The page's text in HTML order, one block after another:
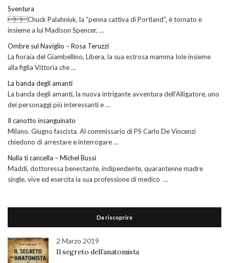
Sventura
Chuck Palahniuk, la “penna cattiva di Portland”, è tornato e
insieme a lui Madison Spencer, …
Ombre sul Naviglio – Rosa Teruzzi
La fioraia del Giambellino, Libera, la sua estrosa mamma Iole insieme
alla figlia Vittoria che …
La banda degli amanti
La banda degli amanti, la nuova intrigante avventura dell’Alligatore, uno
dei personaggi più interessanti e …
Il canotto insanguinato
Milano. Giugno fascista. Al commissario di PS Carlo De Vincenzi
chiedono di arrestare e interrogare …
Nulla ti cancella – Michel Bussi
Maddi, dottoressa benestante, indipendente, quarantenne madre
single, vive ed esercita la sua professione di medico …
Da riscoprire
2 Marzo 2019
Il segreto dell’anatomista